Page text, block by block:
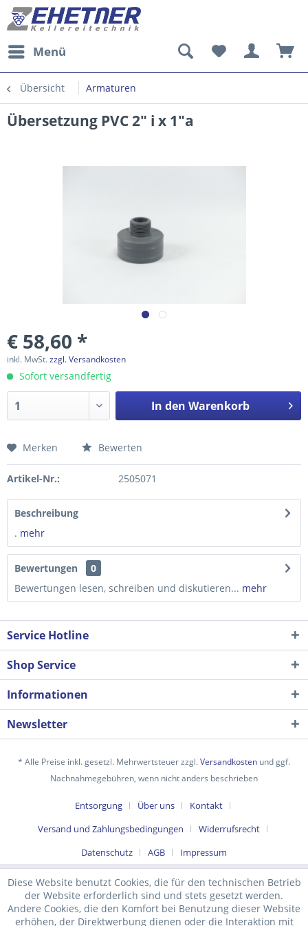
Menü
Übersicht Armaturen
Übersetzung PVC 2" i x 1"a
€ 58,60 *
inkl. MwSt.zzgl. Versandkosten
Sofort versandfertig
In den Warenkorb
Preis anfragen
Ich habe dieDatenschutzerklärunggelesen,
Mit * gekennzeichnete Felder sind Pflichtfelder.
Merken Bewerten
Artikel-Nr.: 2505071
Beschreibung
. mehr
Bewertungen
0
Bewertungen lesen, schreiben und diskutieren... mehr
Service Hotline
Shop Service
Informationen
Newsletter
* Alle Preise inkl. gesetzl. Mehrwertsteuer zzgl.Versandkosten und ggf.
Nachnahmegebühren, wenn nicht anders beschrieben
Entsorgung Über uns
Kontakt
Versand und Zahlungsbedingungen
Widerrufsrecht
Datenschutz
AGB Impressum
Diese Website benutzt Cookies, die für den technischen Betrieb
der Website erforderlich sind und stets gesetzt werden.
Andere Cookies, die den Komfort bei Benutzung dieser Website
erhöhen, der Direktwerbung dienen oder die Interaktion mit